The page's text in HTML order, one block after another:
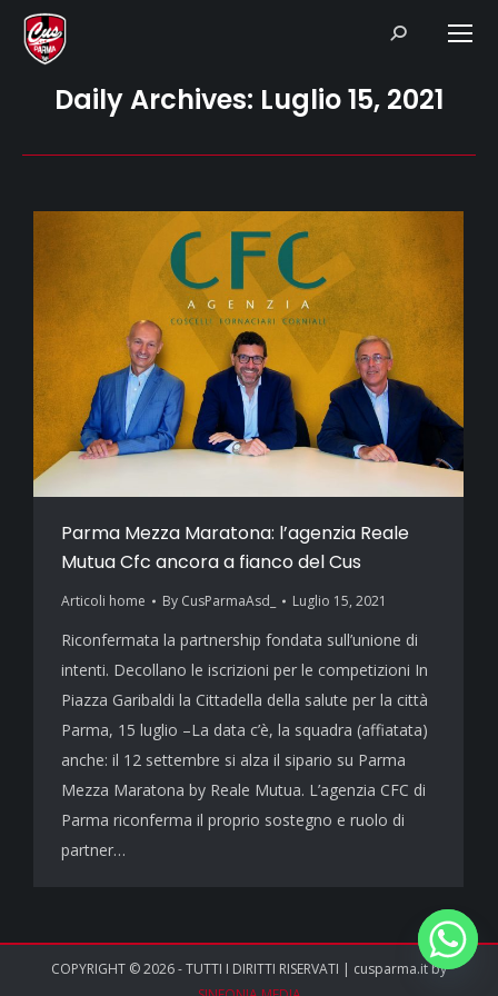
Search:
Daily Archives: Luglio 15, 2021
Parma Mezza Maratona: l’agenzia Reale
Mutua Cfc ancora a fianco del Cus
Articoli home By CusParmaAsd_ Luglio 15, 2021
Riconfermata la partnership fondata sull’unione di
intenti. Decollano le iscrizioni per le competizioni In
Piazza Garibaldi la Cittadella della salute per la città
Parma, 15 luglio –La data c’è, la squadra (affiatata)
anche: il 12 settembre si alza il sipario su Parma
Mezza Maratona by Reale Mutua. L’agenzia CFC di
Parma riconferma il proprio sostegno e ruolo di
partner…
COPYRIGHT © 2026 - TUTTI I DIRITTI RISERVATI | cusparma.it by